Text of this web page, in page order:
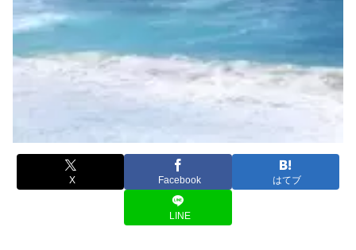
X Facebook はてブ
LINE